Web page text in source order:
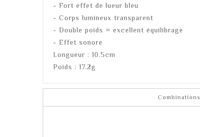
- Fort effet de lueur bleu
- Corps lumineux transparent
- Double poids = excellent équilibrage
- Effet sonore
Longueur : 10.5cm
Poids : 17.2g
Combinations